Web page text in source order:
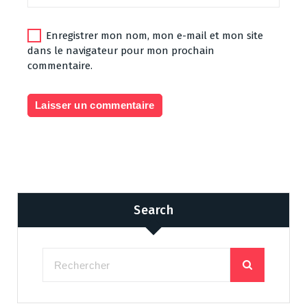
Enregistrer mon nom, mon e-mail et mon site
dans le navigateur pour mon prochain
commentaire.
Search